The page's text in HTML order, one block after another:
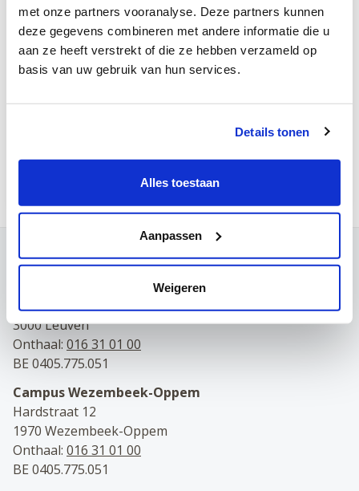
met onze partners vooranalyse. Deze partners kunnen
deze gegevens combineren met andere informatie die u
aan ze heeft verstrekt of die ze hebben verzameld op
basis van uw gebruik van hun services.
Details tonen
Alles toestaan
Aanpassen
Weigeren
Toevoegen aan kalender
Google Calendar
Microsoft Outlook
Apple Calendar
Inschrijven
Contact
Maria Theresiastraat 63 A
3000 Leuven
Onthaal: 016 31 01 00
BE 0405.775.051
Campus Wezembeek-Oppem
Hardstraat 12
1970 Wezembeek-Oppem
Onthaal: 016 31 01 00
BE 0405.775.051